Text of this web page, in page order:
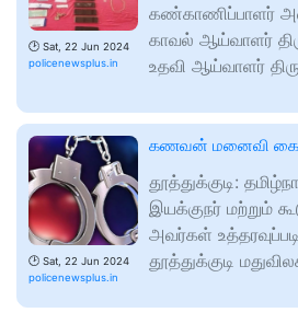
🕑 Sat, 22 Jun 2024
policenewsplus.in
கண்காணிப்பாளர்
காவல் ஆய்வாளர்
உதவி ஆய்வாளர்
🕑 Sat, 22 Jun 2024
policenewsplus.in
கணவன் மனைவி
தூத்துக்குடி:
இயக்குநர் மற்றும்
அவர்கள்
தூத்துக்குடி